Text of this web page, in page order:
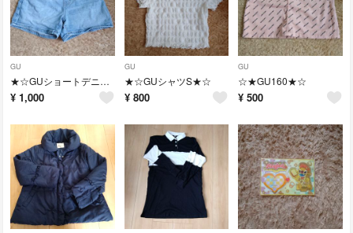
GU
★☆GUショートデニム130★☆
¥ 1,000
GU
★☆GUシャツS★☆
¥ 800
GU
☆★GU160★☆
¥ 500